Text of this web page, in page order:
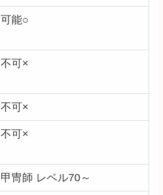
可能○
不可×
不可×
不可×
甲冑師 レベル70～